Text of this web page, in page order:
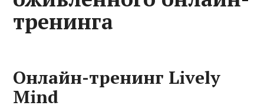
тренинга
Онлайн-тренинг Lively
Mind